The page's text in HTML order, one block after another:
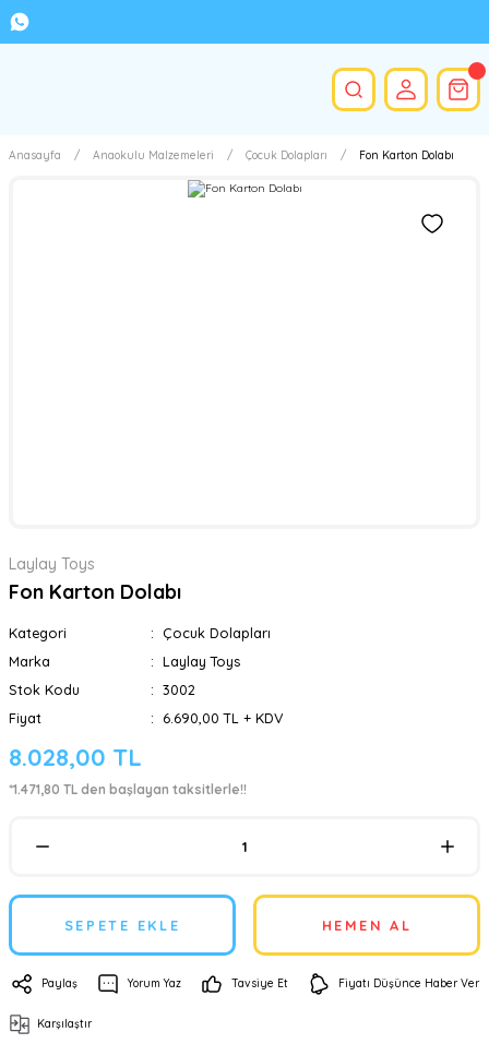
Anasayfa Anaokulu Malzemeleri Çocuk Dolapları Fon Karton Dolabı
Laylay Toys
Fon Karton Dolabı
Kategori
Çocuk Dolapları
Marka
Laylay Toys
Stok Kodu
3002
Fiyat
6.690,00 TL + KDV
8.028,00 TL
*1.471,80 TL den başlayan taksitlerle!!
SEPETE EKLE HEMEN AL
Paylaş Yorum Yaz Tavsiye Et Fiyatı Düşünce Haber Ver
Karşılaştır